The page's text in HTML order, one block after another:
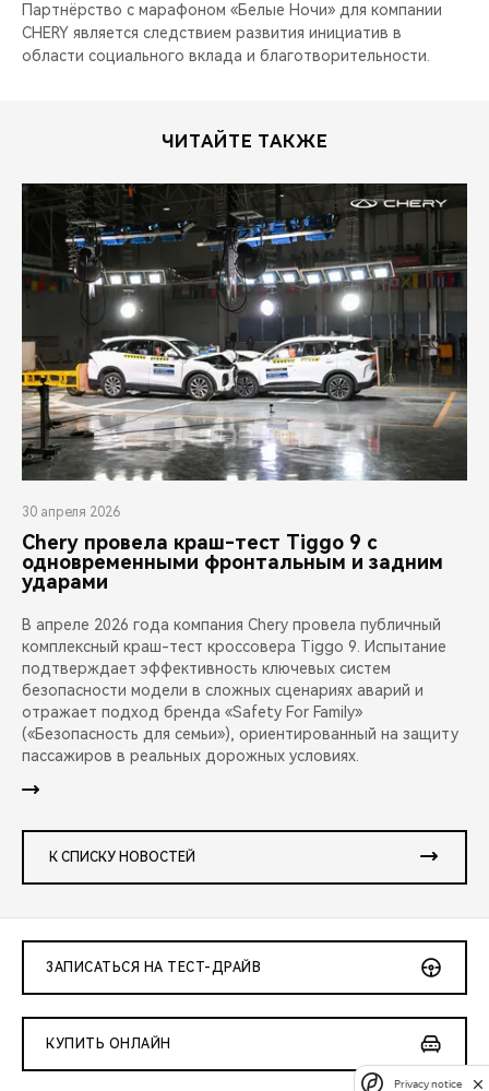
Партнёрство с марафоном «Белые Ночи» для компании
CHERY является следствием развития инициатив в
области социального вклада и благотворительности.
ЧИТАЙТЕ ТАКЖЕ
30 апреля 2026
Chery провела краш-тест Tiggo 9 с
одновременными фронтальным и задним
ударами
В апреле 2026 года компания Chery провела публичный
комплексный краш-тест кроссовера Tiggo 9. Испытание
подтверждает эффективность ключевых систем
безопасности модели в сложных сценариях аварий и
отражает подход бренда «Safety For Family»
(«Безопасность для семьи»), ориентированный на защиту
пассажиров в реальных дорожных условиях.
К СПИСКУ НОВОСТЕЙ
ЗАПИСАТЬСЯ НА ТЕСТ-ДРАЙВ
КУПИТЬ ОНЛАЙН
Privacy notice